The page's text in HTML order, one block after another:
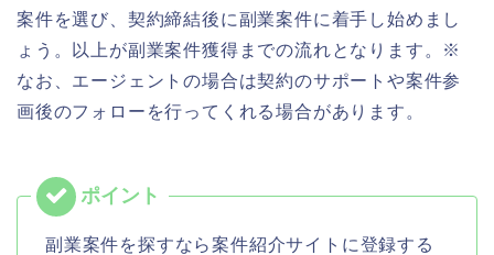
案件を選び、契約締結後に副業案件に着手し始めまし
ょう。以上が副業案件獲得までの流れとなります。※
なお、エージェントの場合は契約のサポートや案件参
画後のフォローを行ってくれる場合があります。
副業案件を探すなら案件紹介サイトに登録する